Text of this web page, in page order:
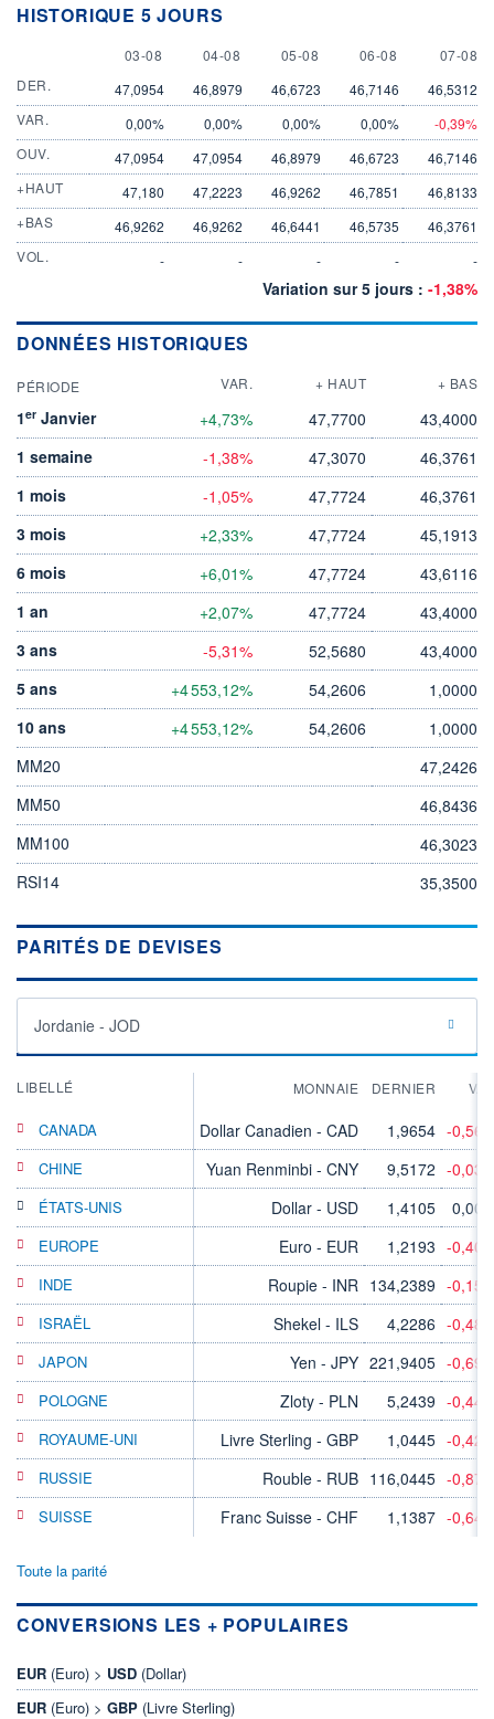
HISTORIQUE 5 JOURS
3 AUGUST
03-08 4 AUGUST
04-08 5 AUGUST
05-08 6 AUGUST
06-08 7
07-08
DER.
47,0954 46,8979 46,6723 46,7146
46,5312
VAR.
0,00% 0,00% 0,00% 0,00%
-0,39%
OUV.
47,0954 47,0954 46,8979 46,6723
46,7146
+HAUT
47,180 47,2223 46,9262 46,7851
46,8133
+BAS
46,9262 46,9262 46,6441 46,5735
46,3761
VOL.
- - - - -
Variation sur 5 jours : -1,38%
DONNÉES HISTORIQUES
PÉRIODE VAR. + HAUT + BAS
1er Janvier +4,73% 47,7700
43,4000
1 semaine
-1,38% 47,3070
46,3761
1 mois
-1,05% 47,7724
46,3761
3 mois
+2,33% 47,7724
45,1913
6 mois
+6,01% 47,7724
43,6116
1 an
+2,07% 47,7724
43,4000
3 ans
-5,31% 52,5680
43,4000
5 ans
+4 553,12% 54,2606
1,0000
10 ans
+4 553,12% 54,2606
1,0000
MM20
47,2426
MM50
46,8436
MM100
46,3023
RSI14
35,3500
PARITÉS DE DEVISES
Jordanie - JOD
LIBELLÉ MONNAIE DERNIER
CANADA Dollar Canadien - CAD 1,9654 -
CHINE Yuan Renminbi - CNY 9,5172 -
ÉTATS-UNIS Dollar - USD 1,4105
EUROPE Euro - EUR 1,2193 -
INDE Roupie - INR 134,2389 -
ISRAËL Shekel - ILS 4,2286 -
JAPON Yen - JPY 221,9405 -
POLOGNE Zloty - PLN 5,2439 -
ROYAUME-UNI Livre Sterling - GBP 1,0445 -
RUSSIE Rouble - RUB 116,0445 -
SUISSE Franc Suisse - CHF 1,1387 -
Toute la parité
CONVERSIONS LES + POPULAIRES
EUR (Euro) > USD (Dollar)
EUR (Euro) > GBP (Livre Sterling)